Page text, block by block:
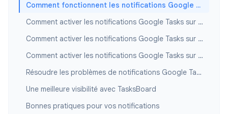
Comment fonctionnent les notifications Google Tasks
Comment activer les notifications Google Tasks sur Android
Comment activer les notifications Google Tasks sur iPhone
Comment activer les notifications Google Tasks sur ordinateur
Résoudre les problèmes de notifications Google Tasks
Une meilleure visibilité avec TasksBoard
Bonnes pratiques pour vos notifications